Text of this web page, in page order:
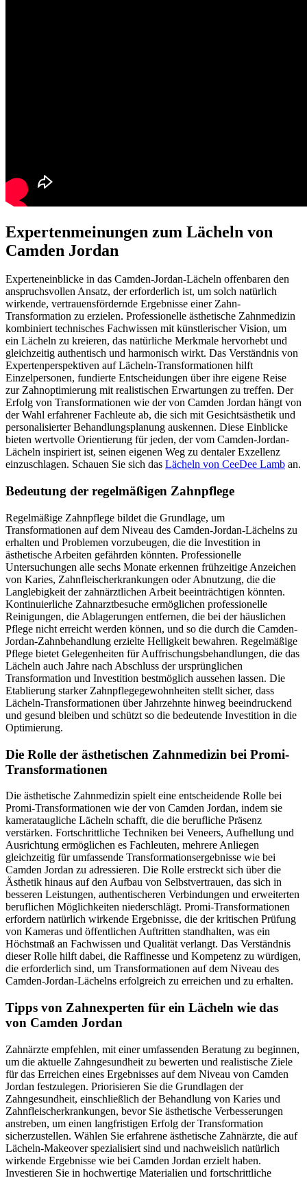
Expertenmeinungen zum Lächeln von
Camden Jordan
Experteneinblicke in das Camden-Jordan-Lächeln offenbaren den
anspruchsvollen Ansatz, der erforderlich ist, um solch natürlich
wirkende, vertrauensfördernde Ergebnisse einer Zahn-
Transformation zu erzielen. Professionelle ästhetische Zahnmedizin
kombiniert technisches Fachwissen mit künstlerischer Vision, um
ein Lächeln zu kreieren, das natürliche Merkmale hervorhebt und
gleichzeitig authentisch und harmonisch wirkt. Das Verständnis von
Expertenperspektiven auf Lächeln-Transformationen hilft
Einzelpersonen, fundierte Entscheidungen über ihre eigene Reise
zur Zahnoptimierung mit realistischen Erwartungen zu treffen. Der
Erfolg von Transformationen wie der von Camden Jordan hängt von
der Wahl erfahrener Fachleute ab, die sich mit Gesichtsästhetik und
personalisierter Behandlungsplanung auskennen. Diese Einblicke
bieten wertvolle Orientierung für jeden, der vom Camden-Jordan-
Lächeln inspiriert ist, seinen eigenen Weg zu dentaler Exzellenz
einzuschlagen. Schauen Sie sich das Lächeln von CeeDee Lamb an.
Bedeutung der regelmäßigen Zahnpflege
Regelmäßige Zahnpflege bildet die Grundlage, um
Transformationen auf dem Niveau des Camden-Jordan-Lächelns zu
erhalten und Problemen vorzubeugen, die die Investition in
ästhetische Arbeiten gefährden könnten. Professionelle
Untersuchungen alle sechs Monate erkennen frühzeitige Anzeichen
von Karies, Zahnfleischerkrankungen oder Abnutzung, die die
Langlebigkeit der zahnärztlichen Arbeit beeinträchtigen könnten.
Kontinuierliche Zahnarztbesuche ermöglichen professionelle
Reinigungen, die Ablagerungen entfernen, die bei der häuslichen
Pflege nicht erreicht werden können, und so die durch die Camden-
Jordan-Zahnbehandlung erzielte Helligkeit bewahren. Regelmäßige
Pflege bietet Gelegenheiten für Auffrischungsbehandlungen, die das
Lächeln auch Jahre nach Abschluss der ursprünglichen
Transformation und Investition bestmöglich aussehen lassen. Die
Etablierung starker Zahnpflegegewohnheiten stellt sicher, dass
Lächeln-Transformationen über Jahrzehnte hinweg beeindruckend
und gesund bleiben und schützt so die bedeutende Investition in die
Optimierung.
Die Rolle der ästhetischen Zahnmedizin bei Promi-
Transformationen
Die ästhetische Zahnmedizin spielt eine entscheidende Rolle bei
Promi-Transformationen wie der von Camden Jordan, indem sie
kamerataugliche Lächeln schafft, die die berufliche Präsenz
verstärken. Fortschrittliche Techniken bei Veneers, Aufhellung und
Ausrichtung ermöglichen es Fachleuten, mehrere Anliegen
gleichzeitig für umfassende Transformationsergebnisse wie bei
Camden Jordan zu adressieren. Die Rolle erstreckt sich über die
Ästhetik hinaus auf den Aufbau von Selbstvertrauen, das sich in
besseren Leistungen, authentischeren Verbindungen und erweiterten
beruflichen Möglichkeiten niederschlägt. Promi-Transformationen
erfordern natürlich wirkende Ergebnisse, die der kritischen Prüfung
von Kameras und öffentlichen Auftritten standhalten, was ein
Höchstmaß an Fachwissen und Qualität verlangt. Das Verständnis
dieser Rolle hilft dabei, die Raffinesse und Kompetenz zu würdigen,
die erforderlich sind, um Transformationen auf dem Niveau des
Camden-Jordan-Lächelns erfolgreich zu erreichen und zu erhalten.
Tipps von Zahnexperten für ein Lächeln wie das
von Camden Jordan
Zahnärzte empfehlen, mit einer umfassenden Beratung zu beginnen,
um die aktuelle Zahngesundheit zu bewerten und realistische Ziele
für das Erreichen eines Ergebnisses auf dem Niveau von Camden
Jordan festzulegen. Priorisieren Sie die Grundlagen der
Zahngesundheit, einschließlich der Behandlung von Karies und
Zahnfleischerkrankungen, bevor Sie ästhetische Verbesserungen
anstreben, um einen langfristigen Erfolg der Transformation
sicherzustellen. Wählen Sie erfahrene ästhetische Zahnärzte, die auf
Lächeln-Makeover spezialisiert sind und nachweislich natürlich
wirkende Ergebnisse wie bei Camden Jordan erzielt haben.
Investieren Sie in hochwertige Materialien und fortschrittliche